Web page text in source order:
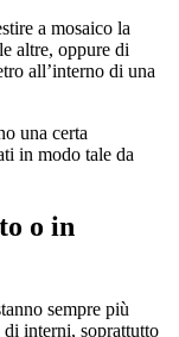
a mosaico la
altre, oppure di
all’interno di una
una certa
in modo tale da
o in
sempre più
interni, soprattutto